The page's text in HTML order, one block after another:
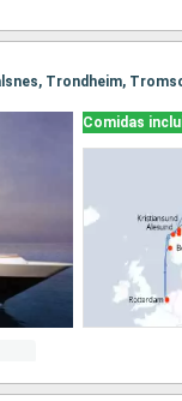
Trondheim,
Comidas